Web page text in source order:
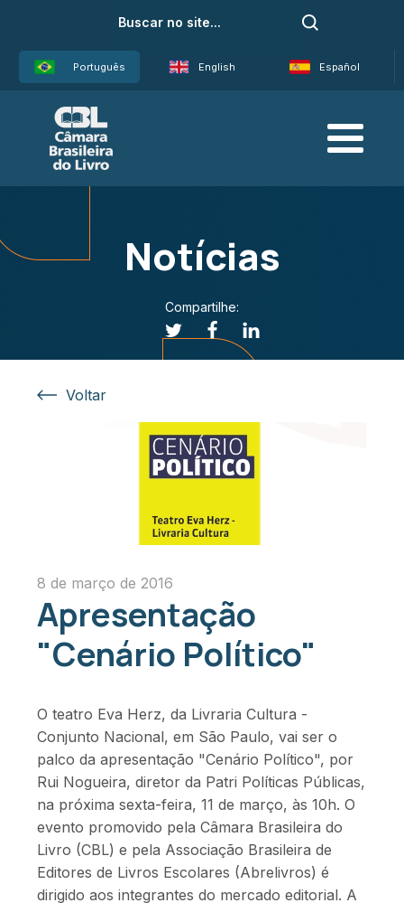
Português English Español
Notícias
Compartilhe:
Voltar
8 de março de 2016
Apresentação
"Cenário Político"
O teatro Eva Herz, da Livraria Cultura -
Conjunto Nacional, em São Paulo, vai ser o
palco da apresentação "Cenário Político", por
Rui Nogueira, diretor da Patri Políticas Públicas,
na próxima sexta-feira, 11 de março, às 10h. O
evento promovido pela Câmara Brasileira do
Livro (CBL) e pela Associação Brasileira de
Editores de Livros Escolares (Abrelivros) é
dirigido aos integrantes do mercado editorial. A